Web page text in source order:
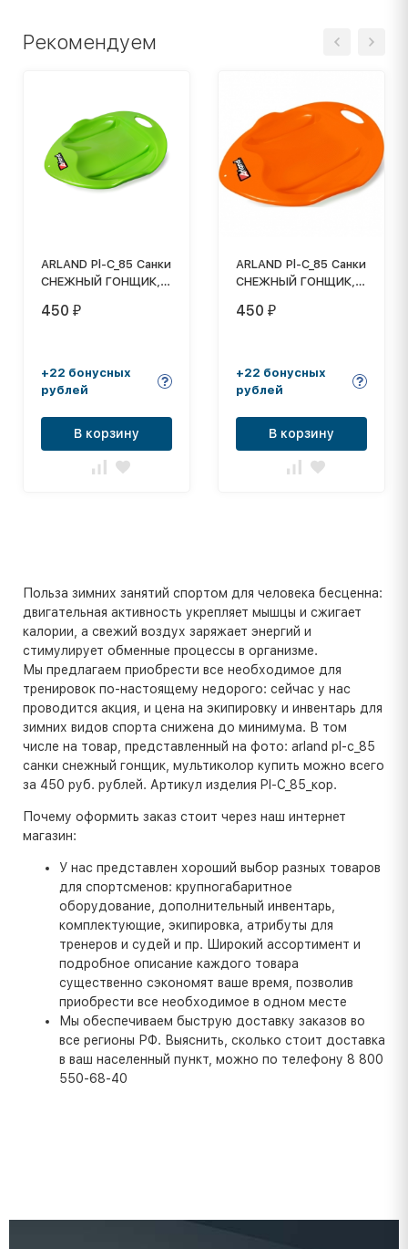
Рекомендуем
ARLAND Pl-C_85 Санки
СНЕЖНЫЙ ГОНЩИК,
450 ₽
+22 бонусных
рублей
В корзину
ARLAND Pl-C_85 Санки
СНЕЖНЫЙ ГОНЩИК,
450 ₽
+22 бонусных
рублей
В корзину
Польза зимних занятий спортом для человека бесценна:
двигательная активность укрепляет мышцы и сжигает
калории, а свежий воздух заряжает энергий и
стимулирует обменные процессы в организме.
Мы предлагаем приобрести все необходимое для
тренировок по-настоящему недорого: сейчас у нас
проводится акция, и цена на экипировку и инвентарь для
зимних видов спорта снижена до минимума. В том
числе на товар, представленный на фото: arland pl-c_85
санки снежный гонщик, мультиколор купить можно всего
за 450 руб. рублей. Артикул изделия Pl-C_85_кор.
Почему оформить заказ стоит через наш интернет
магазин:
У нас представлен хороший выбор разных товаров
для спортсменов: крупногабаритное
оборудование, дополнительный инвентарь,
комплектующие, экипировка, атрибуты для
тренеров и судей и пр. Широкий ассортимент и
подробное описание каждого товара
существенно сэкономят ваше время, позволив
приобрести все необходимое в одном месте
Мы обеспечиваем быструю доставку заказов во
все регионы РФ. Выяснить, сколько стоит доставка
в ваш населенный пункт, можно по телефону 8 800
550-68-40